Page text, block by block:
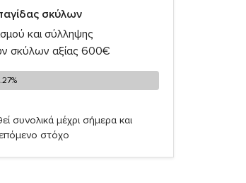
σκύλων
και σύλληψης
σκύλων αξίας 600€
συνολικά μέχρι σήμερα και
στόχο